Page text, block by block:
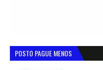
POSTO PAGUE MENOS